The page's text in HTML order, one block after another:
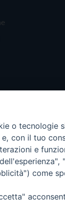
- Tutti i
o tecnologie
con il tuo
e
come